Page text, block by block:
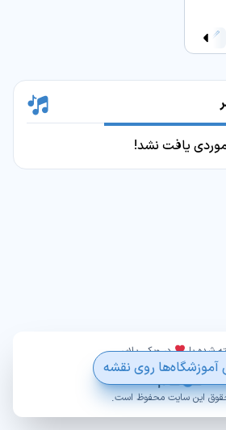
یافت نشد!
سه تار
آموزشگاه‌ها روی نقشه
شده با در ویکی پلاس
این سایت محفوظ است.